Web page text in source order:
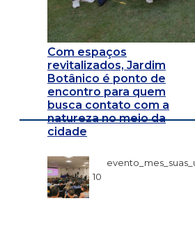
Com espaços
revitalizados, Jardim
Botânico é ponto de
encontro para quem
busca contato com a
natureza no meio da
cidade
10